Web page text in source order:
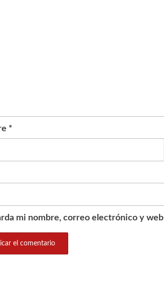
*
mi nombre, correo electrónico y